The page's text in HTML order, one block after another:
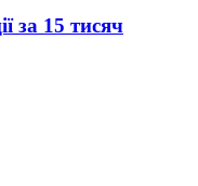
за 15 тисяч